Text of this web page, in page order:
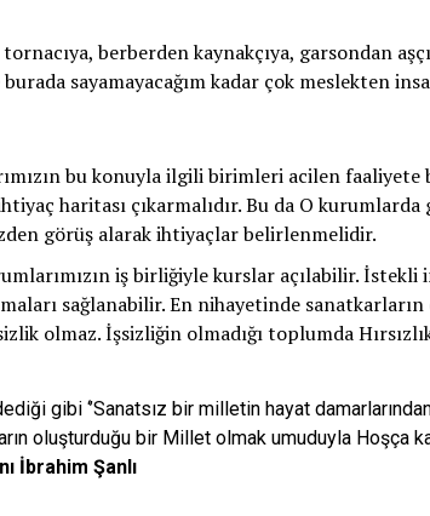
berberden kaynakçıya, garsondan
sayamayacağım kadar çok meslekten
bu konuyla ilgili birimleri acilen faaliyete
haritası çıkarmalıdır. Bu da O
görüş alarak ihtiyaçlar belirlenmelidir.
iş birliğiyle kurslar açılabilir. İstekli
sağlanabilir. En nihayetinde
olmaz. İşsizliğin olmadığı toplumda
gibi ‘’Sanatsız bir milletin hayat
oluşturduğu bir Millet olmak umuduyla Hoşça
İbrahim Şanlı